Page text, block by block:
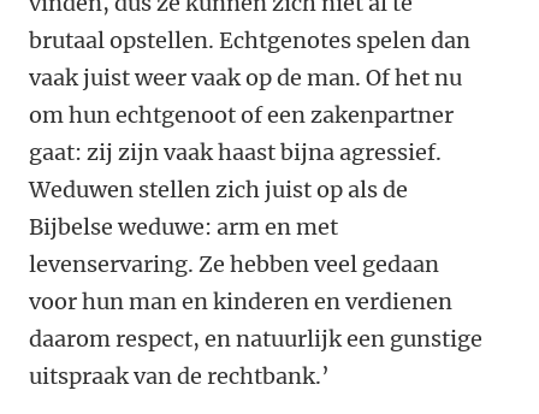
brutaal opstellen. Echtgenotes spelen dan
vaak juist weer vaak op de man. Of het nu
om hun echtgenoot of een zakenpartner
gaat: zij zijn vaak haast bijna agressief.
Weduwen stellen zich juist op als de
Bijbelse weduwe: arm en met
levenservaring. Ze hebben veel gedaan
voor hun man en kinderen en verdienen
daarom respect, en natuurlijk een gunstige
uitspraak van de rechtbank.’